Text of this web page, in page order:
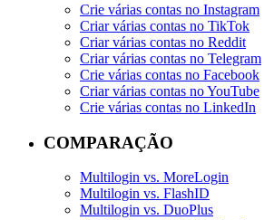
Crie várias contas no Instagram
Criar várias contas no TikTok
Criar várias contas no Reddit
Criar várias contas no Telegram
Crie várias contas no Facebook
Criar várias contas no YouTube
Crie várias contas no LinkedIn
COMPARAÇÃO
Multilogin vs. MoreLogin
Multilogin vs. FlashID
Multilogin vs. DuoPlus